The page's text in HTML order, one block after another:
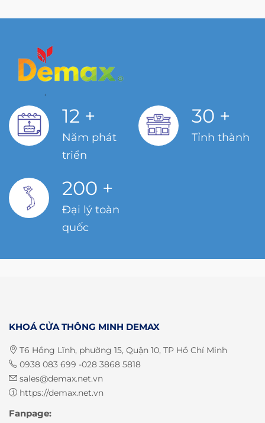
12 +
Năm phát
triển
30 +
Tỉnh thành
200 +
Đại lý toàn
quốc
KHOÁ CỬA THÔNG MINH DEMAX
T6 Hồng Lĩnh, phường 15, Quận 10, TP Hồ Chí Minh
0938 083 699 -028 3868 5818
sales@demax.net.vn
https://demax.net.vn
Fanpage: